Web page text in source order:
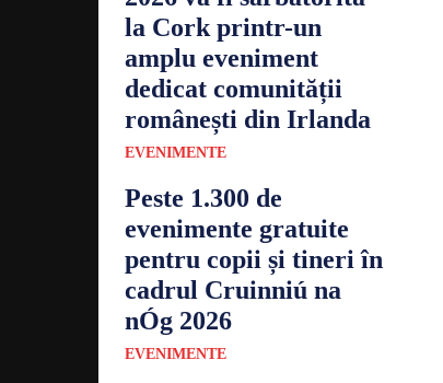
la Cork printr-un
amplu eveniment
dedicat comunității
românești din Irlanda
EVENIMENTE
Peste 1.300 de
evenimente gratuite
pentru copii și tineri în
cadrul Cruinniú na
nÓg 2026
EVENIMENTE